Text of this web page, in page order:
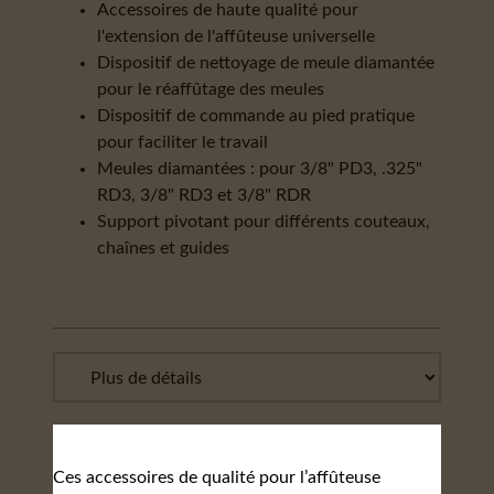
Accessoires de haute qualité pour
l'extension de l'affûteuse universelle
Dispositif de nettoyage de meule diamantée
pour le réaffûtage des meules
Dispositif de commande au pied pratique
pour faciliter le travail
Meules diamantées : pour 3/8" PD3, .325"
RD3, 3/8" RD3 et 3/8" RDR
Support pivotant pour différents couteaux,
chaînes et guides
Ces accessoires de qualité pour l’affûteuse